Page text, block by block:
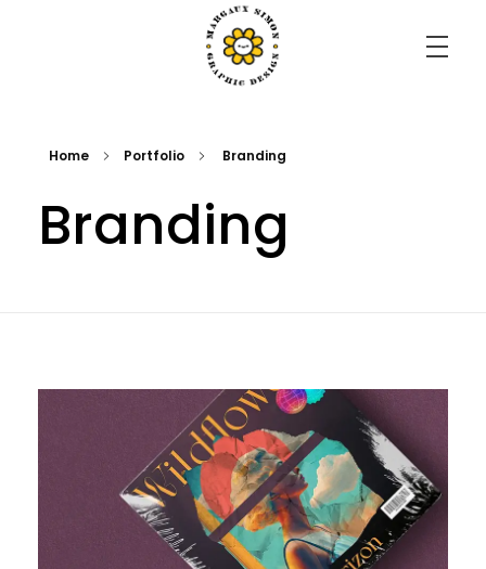
Margaux Simon Portfolio
il faut savoir s'émerveiller de tout.
Home Portfolio Branding
Branding